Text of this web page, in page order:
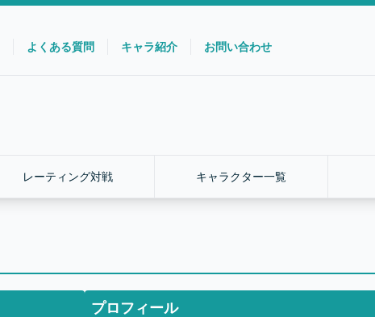
よくある質問 キャラ紹介 お問い合わせ
レーティング対戦 キャラクター一覧
プロフィール